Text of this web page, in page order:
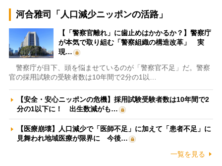
河合雅司「人口減少ニッポンの活路」
【「警察官離れ」に歯止めはかかるか？】警察庁
が本気で取り組む「警察組織の構造改革」 実
現…
警察庁が目下、頭を悩ませているのが「警察官不足」だ。警察
官の採用試験の受験者数は10年間で2分の1以…
【安全・安心ニッポンの危機】採用試験受験者数は10年間で2
分の1以下に！ 出生数減がも…
【医療崩壊】人口減少で「医師不足」に加えて「患者不足」に
見舞われ地域医療が限界に 今後…
一覧を見る